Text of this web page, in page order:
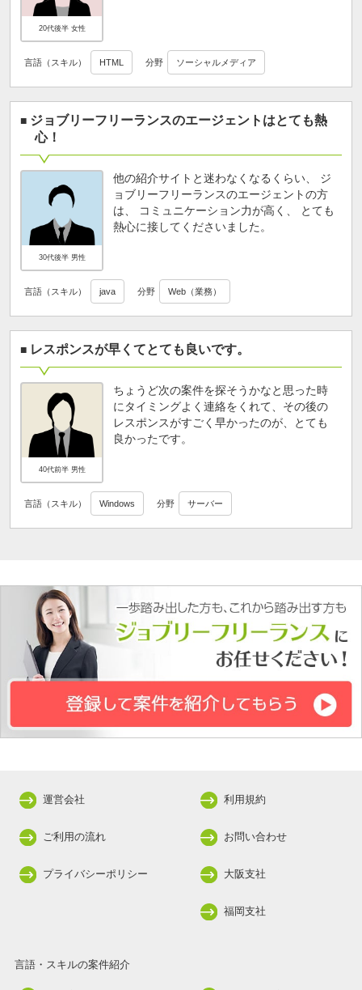
20代後半 女性
言語（スキル） HTML 分野 ソーシャルメディア
ジョブリーフリーランスのエージェントはとても熱
心！
30代後半 男性
他の紹介サイトと迷わなくなるくらい、 ジ
ョブリーフリーランスのエージェントの方
は、 コミュニケーション力が高く、 とても
熱心に接してくださいました。
言語（スキル） java 分野 Web（業務）
レスポンスが早くてとても良いです。
40代前半 男性
ちょうど次の案件を探そうかなと思った時
にタイミングよく連絡をくれて、その後の
レスポンスがすごく早かったのが、とても
良かったです。
言語（スキル） Windows 分野 サーバー
運営会社
ご利用の流れ
プライバシーポリシー
利用規約
お問い合わせ
大阪支社
福岡支社
言語・スキルの案件紹介